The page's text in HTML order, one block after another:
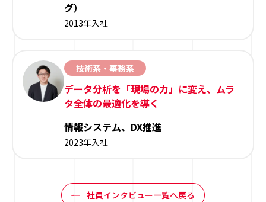
グ）
2013年入社
技術系・事務系
データ分析を「現場の力」に変え、ムラ
タ全体の最適化を導く
情報システム、DX推進
2023年入社
社員インタビュー一覧へ戻る